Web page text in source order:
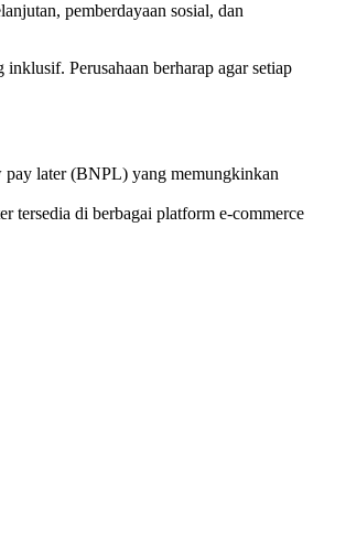
pemberdayaan sosial, dan
Perusahaan berharap agar setiap
pay later (BNPL) yang memungkinkan
tersedia di berbagai platform e-commerce